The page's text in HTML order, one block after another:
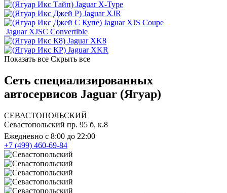
Jaguar X-Type
Jaguar XJR
Jaguar XJS Coupe
Jaguar XJSC Convertible
Jaguar XK8
Jaguar XKR
Показать все Скрыть все
Сеть специализированных
автосервисов Jaguar (Ягуар)
СЕВАСТОПОЛЬСКИЙ
Севастопольский пр. 95 б, к.8
Ежедневно с 8:00 до 22:00
+7 (499) 460-69-84